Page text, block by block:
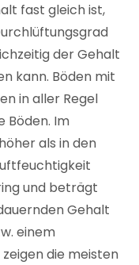
fast gleich ist,
der Gehalt
kann. Böden mit
in aller Regel
Böden. Im
als in den
und beträgt
Gehalt
einem
die meisten